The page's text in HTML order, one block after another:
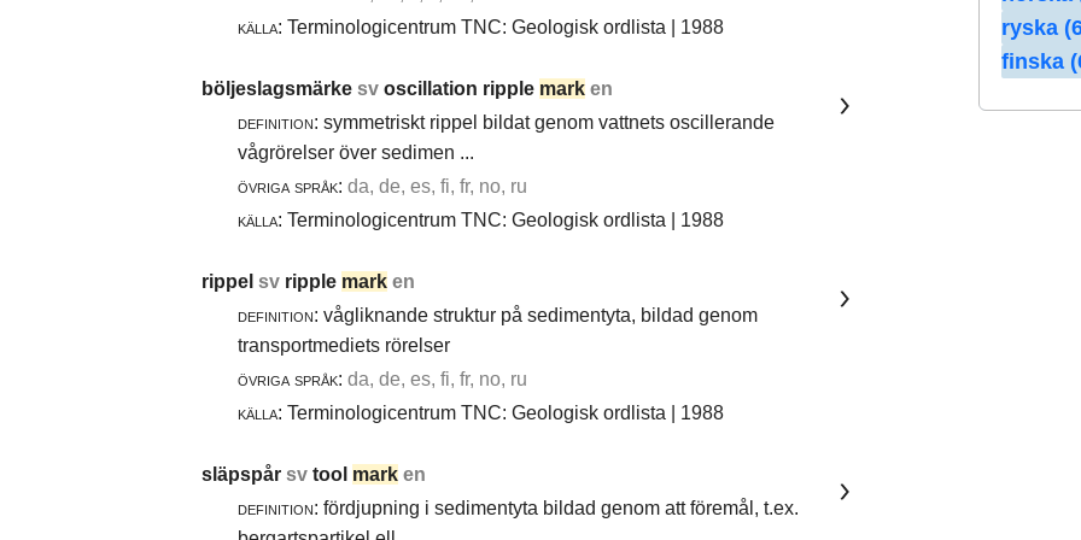
ryska
finska
källa: Terminologicentrum TNC: Geologisk ordlista | 1988
böljeslagsmärke sv oscillation ripple mark en
definition: symmetriskt rippel bildat genom vattnets oscillerande
vågrörelser över sedimen ...
övriga språk: da, de, es, fi, fr, no, ru
källa: Terminologicentrum TNC: Geologisk ordlista | 1988
rippel sv ripple mark en
definition: vågliknande struktur på sedimentyta, bildad genom
transportmediets rörelser
övriga språk: da, de, es, fi, fr, no, ru
källa: Terminologicentrum TNC: Geologisk ordlista | 1988
släpspår sv tool mark en
definition: fördjupning i sedimentyta bildad genom att föremål, t.ex.